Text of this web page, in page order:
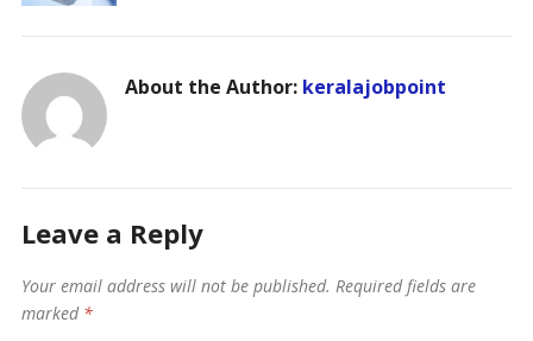
About the Author: keralajobpoint
Leave a Reply
Your email address will not be published. Required fields are
marked *